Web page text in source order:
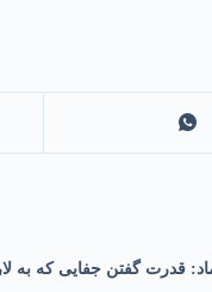
قدرت گفتن جفایی که به